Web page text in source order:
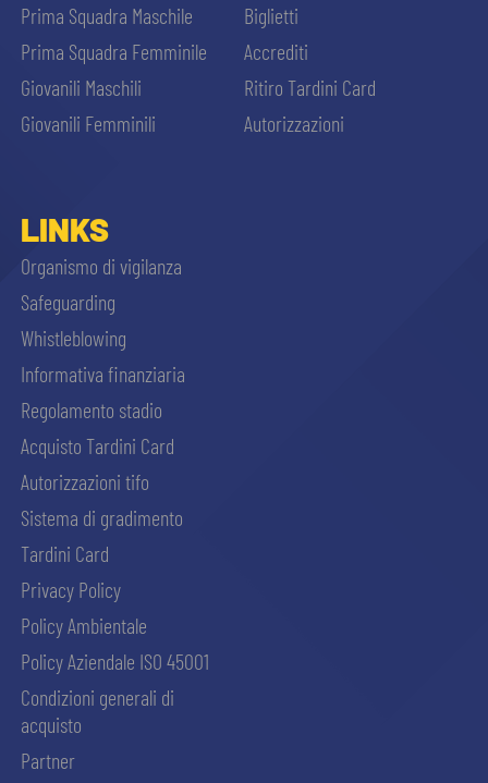
Prima Squadra Maschile
Prima Squadra Femminile
Giovanili Maschili
Giovanili Femminili
Biglietti
Accrediti
Ritiro Tardini Card
Autorizzazioni
LINKS
Organismo di vigilanza
Safeguarding
Whistleblowing
Informativa finanziaria
Regolamento stadio
Acquisto Tardini Card
Autorizzazioni tifo
Sistema di gradimento
Tardini Card
Privacy Policy
Policy Ambientale
Policy Aziendale ISO 45001
Condizioni generali di
acquisto
Partner